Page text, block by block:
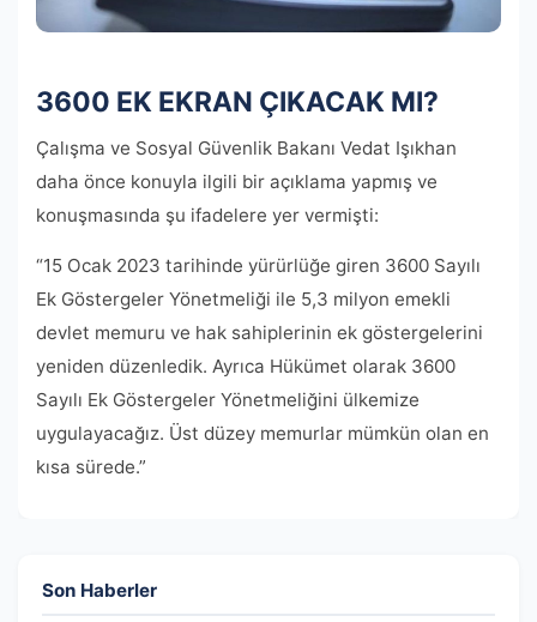
3600 EK EKRAN ÇIKACAK MI?
Çalışma ve Sosyal Güvenlik Bakanı Vedat Işıkhan
daha önce konuyla ilgili bir açıklama yapmış ve
konuşmasında şu ifadelere yer vermişti:
“15 Ocak 2023 tarihinde yürürlüğe giren 3600 Sayılı
Ek Göstergeler Yönetmeliği ile 5,3 milyon emekli
devlet memuru ve hak sahiplerinin ek göstergelerini
yeniden düzenledik. Ayrıca Hükümet olarak 3600
Sayılı Ek Göstergeler Yönetmeliğini ülkemize
uygulayacağız. Üst düzey memurlar mümkün olan en
kısa sürede.”
Son Haberler